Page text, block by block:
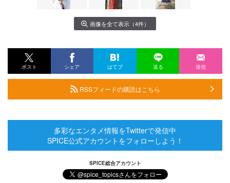
画像を全て表示（4件）
ポスト シェア はてブ 送る 送信
RSSフィードの購読はこちら
多彩なエンタメ情報をTwitterで発信中
SPICE公式アカウントをフォローしよう！
SPICE総合アカウント